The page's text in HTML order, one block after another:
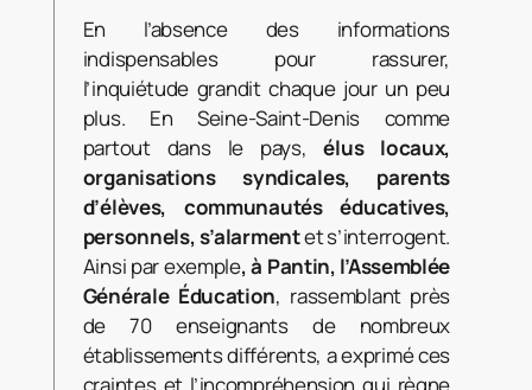
En l’absence des informations
indispensables pour rassurer,
l’inquiétude grandit chaque jour un peu
plus. En Seine-Saint-Denis comme
partout dans le pays,élus locaux,
organisations syndicales, parents
d’élèves, communautés éducatives,
personnels, s’alarmentet s’interrogent.
Ainsi par exemple, à Pantin, l’Assemblée
Générale Éducation, rassemblant près
de 70 enseignants de nombreux
établissements différents, a exprimé ces